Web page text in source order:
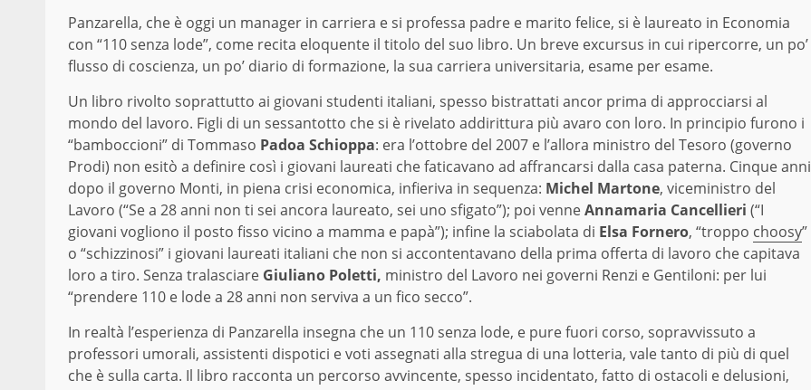
Panzarella, che è oggi un manager in carriera e si professa padre e marito felice, si è laureato in Economia
con “110 senza lode”, come recita eloquente il titolo del suo libro. Un breve excursus in cui ripercorre, un po’
flusso di coscienza, un po’ diario di formazione, la sua carriera universitaria, esame per esame.
Un libro rivolto soprattutto ai giovani studenti italiani, spesso bistrattati ancor prima di approcciarsi al
mondo del lavoro. Figli di un sessantotto che si è rivelato addirittura più avaro con loro. In principio furono i
“bamboccioni” di Tommaso Padoa Schioppa: era l’ottobre del 2007 e l’allora ministro del Tesoro (governo
Prodi) non esitò a definire così i giovani laureati che faticavano ad affrancarsi dalla casa paterna. Cinque anni
dopo il governo Monti, in piena crisi economica, infieriva in sequenza: Michel Martone, viceministro del
Lavoro (“Se a 28 anni non ti sei ancora laureato, sei uno sfigato”); poi venneAnnamaria Cancellieri (“I
giovani vogliono il posto fisso vicino a mamma e papà”); infine la sciabolata di Elsa Fornero, “troppo choosy”
o “schizzinosi” i giovani laureati italiani che non si accontentavano della prima offerta di lavoro che capitava
loro a tiro. Senza tralasciare Giuliano Poletti, ministro del Lavoro nei governi Renzi e Gentiloni: per lui
“prendere 110 e lode a 28 anni non serviva a un fico secco”.
In realtà l’esperienza di Panzarella insegna che un 110 senza lode, e pure fuori corso, sopravvissuto a
professori umorali, assistenti dispotici e voti assegnati alla stregua di una lotteria, vale tanto di più di quel
che è sulla carta. Il libro racconta un percorso avvincente, spesso incidentato, fatto di ostacoli e delusioni,